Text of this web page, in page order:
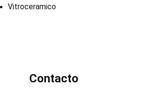
Vitroceramico
Contacto